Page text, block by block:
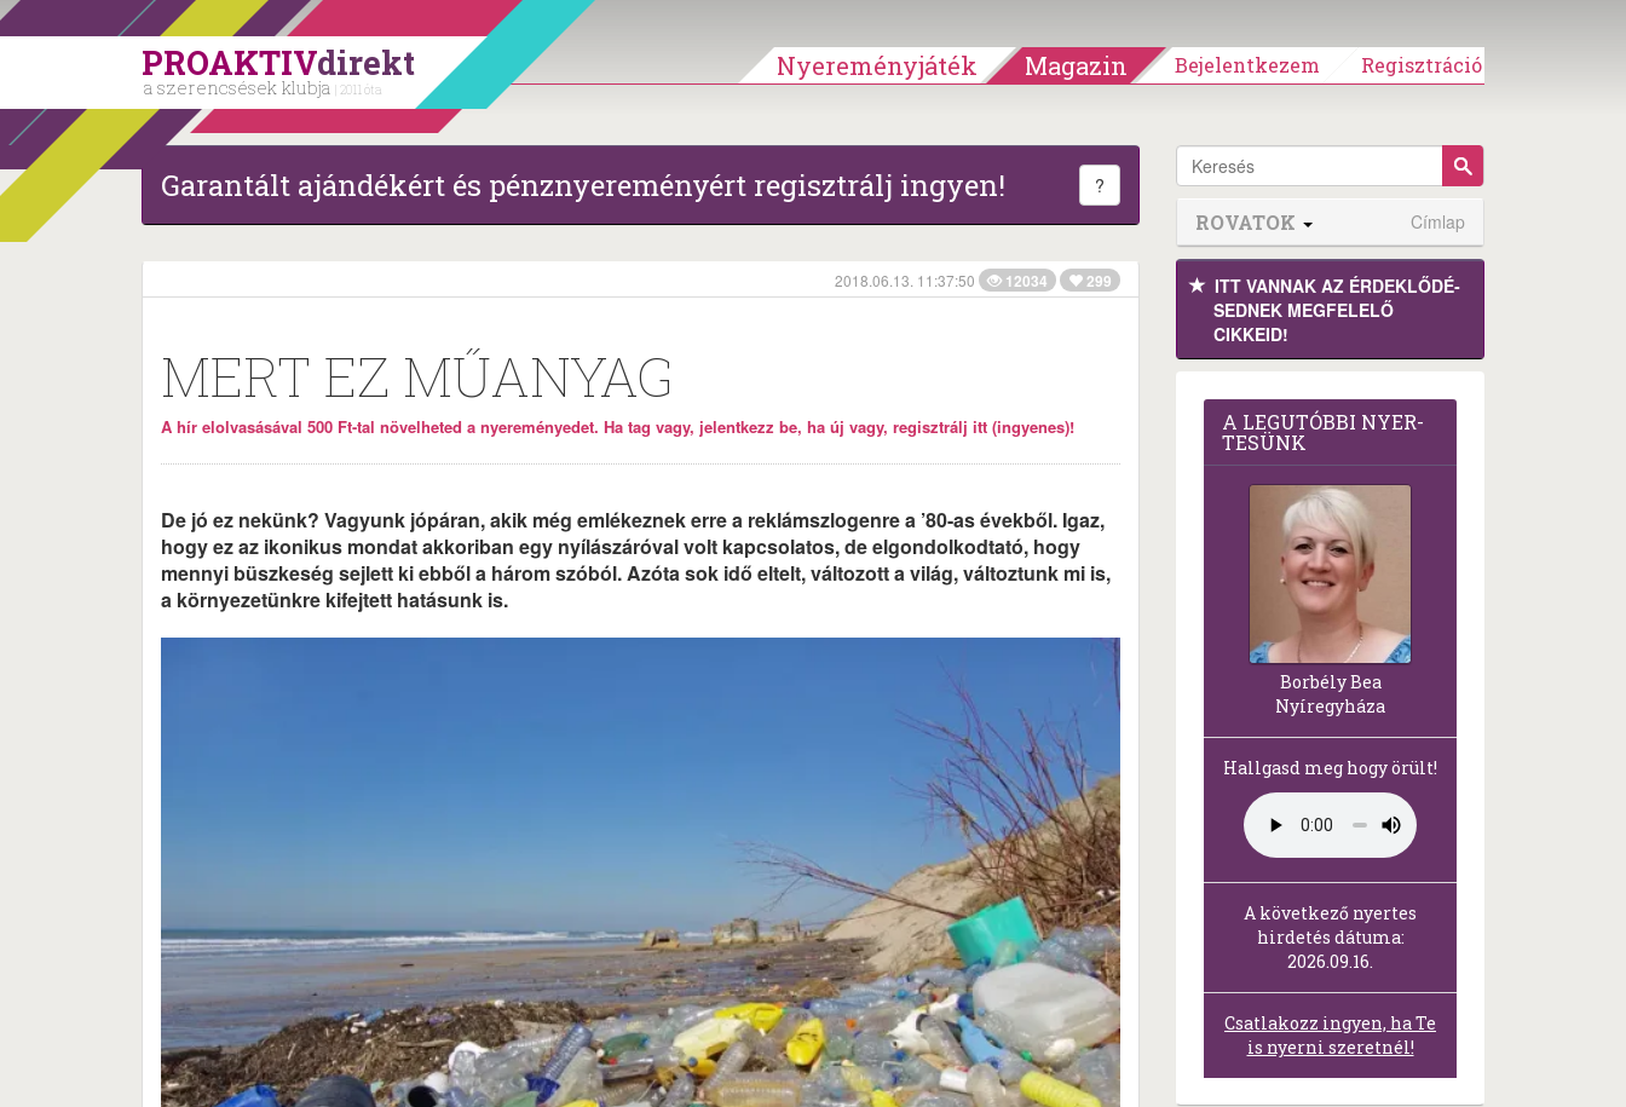
PROAKTIVdirekt
a szerencsések klubja | 2011 óta
Nyereményjáték Magazin Bejelentkezem Regisztráció
Garantált ajándékért és pénznyereményért regisztrálj ingyen! ?
2018.06.13. 11:37:50 12034 299
MERT EZ MŰANYAG
A hír elolvasásával 500 Ft-tal növelheted a nyereményedet. Ha tag vagy, jelentkezz be, ha új vagy, regisztrálj itt (ingyenes)!
De jó ez nekünk? Vagyunk jópáran, akik még emlékeznek erre a reklámszlogenre a ’80-as évekből. Igaz,
hogy ez az ikonikus mondat akkoriban egy nyílászáróval volt kapcsolatos, de elgondolkodtató, hogy
mennyi büszkeség sejlett ki ebből a három szóból. Azóta sok idő eltelt, változott a világ, változtunk mi is,
a környezetünkre kifejtett hatásunk is.
ROVATOK Címlap
ITT VANNAK AZ ÉRDEK­LŐDÉ­
SEDNEK MEGFE­LELŐ
CIKKEID!
A LEG­U­TÓB­BI NYER­
TE­SÜNK
Borbély Bea
Nyíregyháza
Hallgasd meg hogy örült!
A következő nyertes
hirdetés dátuma:
2026.09.16.
Csatlakozz ingyen, ha Te
is nyerni szeretnél!